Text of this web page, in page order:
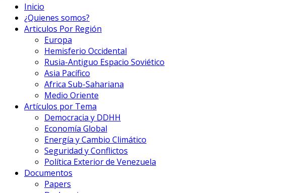
Inicio
¿Quienes somos?
Articulos Por Región
Europa
Hemisferio Occidental
Rusia-Antiguo Espacio Soviético
Asia Pacífico
Africa Sub-Sahariana
Medio Oriente
Artículos por Tema
Democracia y DDHH
Economía Global
Energía y Cambio Climático
Seguridad y Conflictos
Política Exterior de Venezuela
Documentos
Papers